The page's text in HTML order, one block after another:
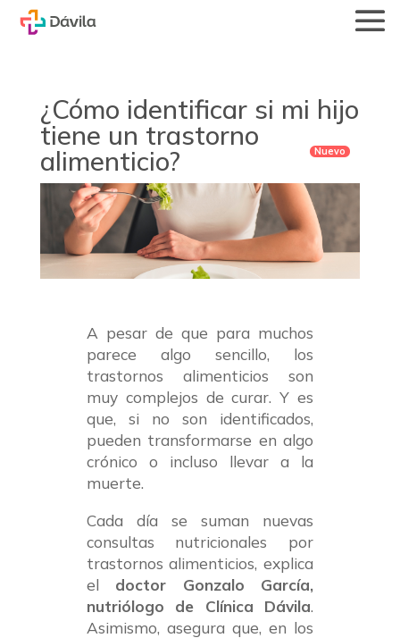
¿Cómo identificar si mi hijo
tiene un trastorno
alimenticio?
A pesar de que para muchos
parece algo sencillo, los
trastornos alimenticios son
muy complejos de curar. Y es
que, si no son identificados,
pueden transformarse en algo
crónico o incluso llevar a la
muerte.
Cada día se suman nuevas
consultas nutricionales por
trastornos alimenticios, explica
el doctor Gonzalo García,
nutriólogo de Clínica Dávila.
Asimismo, asegura que, en los